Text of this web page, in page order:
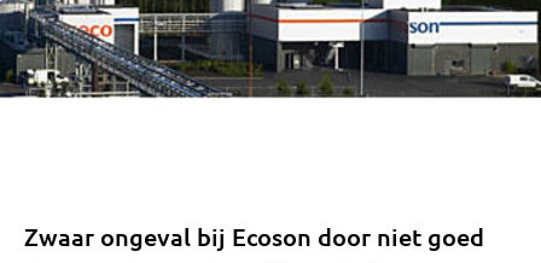
Zwaar ongeval bij Ecoson door niet goed